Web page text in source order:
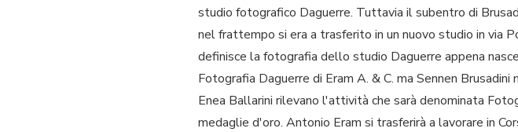
studio fotografico Daguerre. Tuttavia il subentro di
nel frattempo si era a trasferito in un nuovo studio in via
definisce la fotografia dello studio Daguerre appena
Fotografia Daguerre di Eram A. & C. ma Sennen
Enea Ballarini rilevano l'attività che sarà denominata
medaglie d'oro. Antonio Eram si trasferirà a lavorare in